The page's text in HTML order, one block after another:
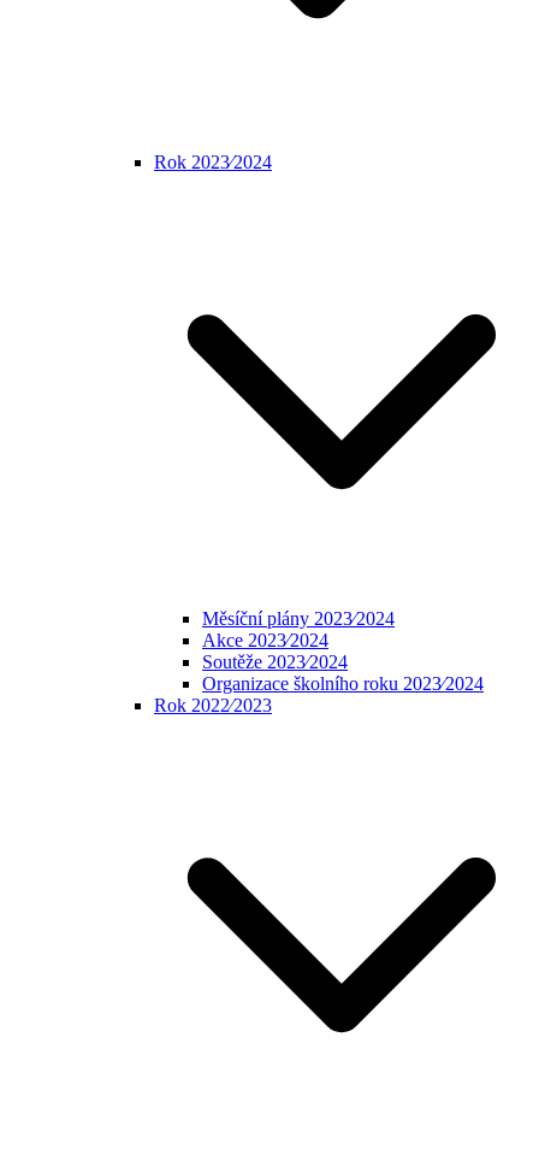
Rok 2023⁄2024
Měsíční plány 2023⁄2024
Akce 2023⁄2024
Soutěže 2023⁄2024
Organizace školního roku 2023⁄2024
Rok 2022⁄2023